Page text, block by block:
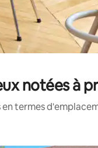
notées à
termes